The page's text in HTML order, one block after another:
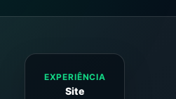
EXPERIÊNCIA
Site